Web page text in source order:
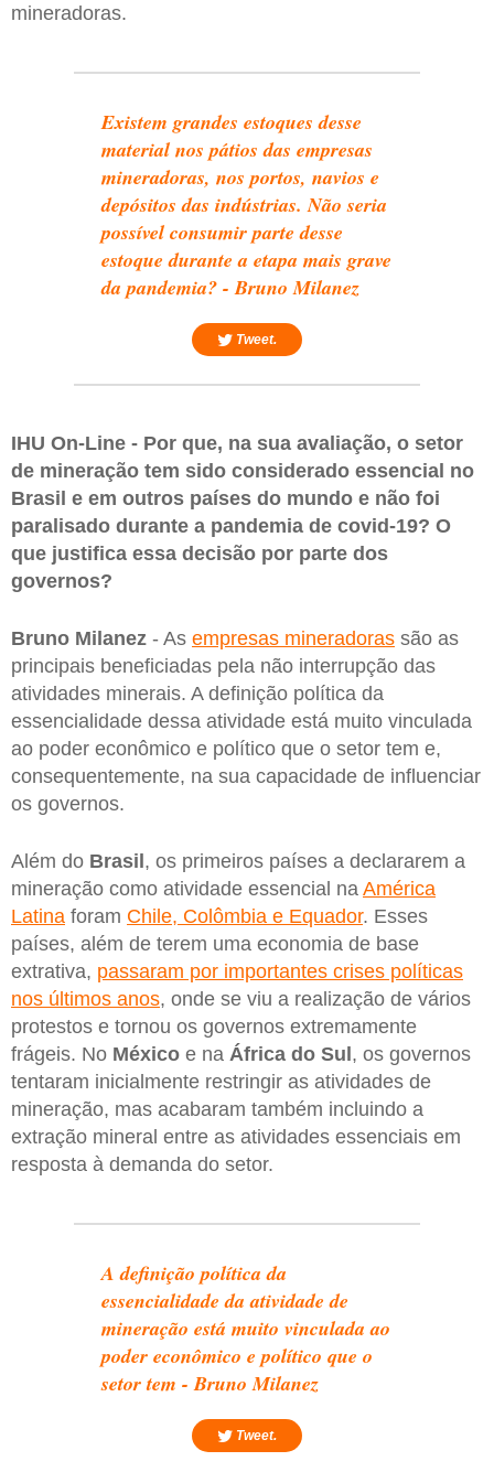
mineradoras.
Existem grandes estoques desse
material nos pátios das empresas
mineradoras, nos portos, navios e
depósitos das indústrias. Não seria
possível consumir parte desse
estoque durante a etapa mais grave
da pandemia? - Bruno Milanez
Tweet.
IHU On-Line - Por que, na sua avaliação, o setor
de mineração tem sido considerado essencial no
Brasil e em outros países do mundo e não foi
paralisado durante a pandemia de covid-19? O
que justifica essa decisão por parte dos
governos?
Bruno Milanez - As empresas mineradoras são as
principais beneficiadas pela não interrupção das
atividades minerais. A definição política da
essencialidade dessa atividade está muito vinculada
ao poder econômico e político que o setor tem e,
consequentemente, na sua capacidade de influenciar
os governos.
Além do Brasil, os primeiros países a declararem a
mineração como atividade essencial na América
Latina foram Chile, Colômbia e Equador. Esses
países, além de terem uma economia de base
extrativa, passaram por importantes crises políticas
nos últimos anos, onde se viu a realização de vários
protestos e tornou os governos extremamente
frágeis. No México e na África do Sul, os governos
tentaram inicialmente restringir as atividades de
mineração, mas acabaram também incluindo a
extração mineral entre as atividades essenciais em
resposta à demanda do setor.
A definição política da
essencialidade da atividade de
mineração está muito vinculada ao
poder econômico e político que o
setor tem - Bruno Milanez
Tweet.